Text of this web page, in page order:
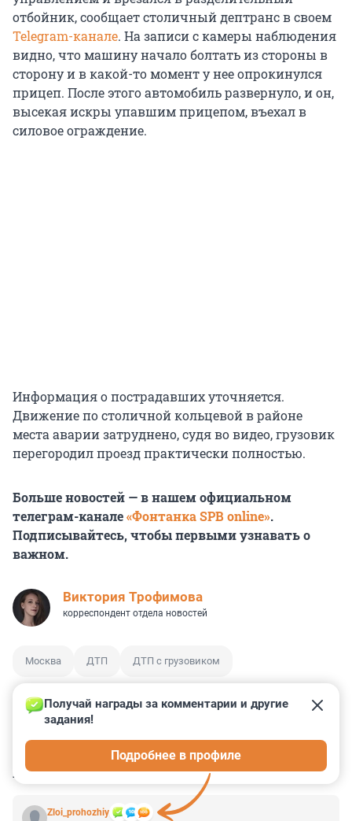
отбойник, сообщает столичный дептранс в своем
Telegram-канале. На записи с камеры наблюдения
видно, что машину начало болтать из стороны в
сторону и в какой-то момент у нее опрокинулся
прицеп. После этого автомобиль развернуло, и он,
высекая искры упавшим прицепом, въехал в
силовое ограждение.
Информация о пострадавших уточняется.
Движение по столичной кольцевой в районе
места аварии затруднено, судя во видео, грузовик
перегородил проезд практически полностью.
Больше новостей — в нашем официальном
телеграм-канале«Фонтанка SPB online».
Подписывайтесь, чтобы первыми узнавать о
важном.
Виктория Трофимова
корреспондент отдела новостей
Москва ДТП ДТП с грузовиком
КОММЕНТАРИИ 7
Zloi_prohozhiy
Получай награды за комментарии и другие
задания!
Подробнее в профиле